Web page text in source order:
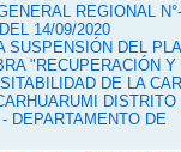
REGIONAL
14/09/2020
SUSPENSIÓN DEL
"RECUPERACIÓN Y
DE LA
DISTRITO
DEPARTAMENTO DE